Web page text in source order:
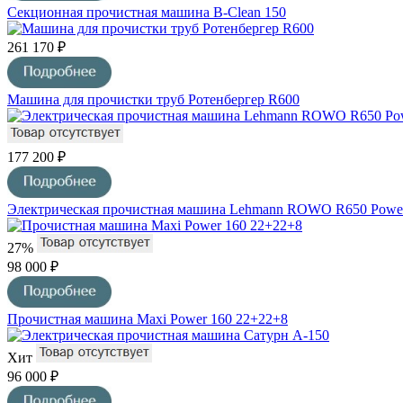
Секционная прочистная машина B-Clean 150
261 170 ₽
Машина для прочистки труб Ротенбергер R600
177 200 ₽
Электрическая прочистная машина Lehmann ROWO R650
27%
98 000 ₽
Прочистная машина Maxi Power 160 22+22+8
Хит
96 000 ₽